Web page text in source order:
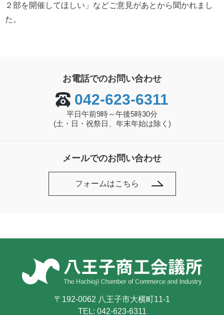
２部を開催してほしい」などご意見があとから聞かれまし
た。
お電話でのお問い合わせ
042-623-6311
平日午前9時～午後5時30分
(土・日・祝祭日、年末年始は除く)
メールでのお問い合わせ
フォームはこちら
〒192-0062 八王子市大横町11-1
TEL: 042-623-6311